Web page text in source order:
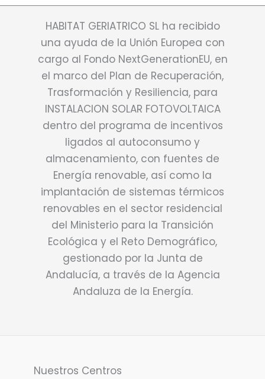
HABITAT GERIATRICO SL ha recibido
una ayuda de la Unión Europea con
cargo al Fondo NextGenerationEU, en
el marco del Plan de Recuperación,
Trasformación y Resiliencia, para
INSTALACION SOLAR FOTOVOLTAICA
dentro del programa de incentivos
ligados al autoconsumo y
almacenamiento, con fuentes de
Energía renovable, así como la
implantación de sistemas térmicos
renovables en el sector residencial
del Ministerio para la Transición
Ecológica y el Reto Demográfico,
gestionado por la Junta de
Andalucía, a través de la Agencia
Andaluza de la Energía.
Nuestros Centros